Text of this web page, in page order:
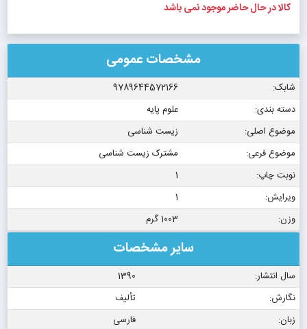
کالا در حال حاضر موجود نمی باشد
مشخصات عمومی
شابک:
9789644572166
دسته بندی:
علوم پایه
موضوع اصلی:
زیست شناسی
موضوع فرعی:
مشترک زیست شناسی
نوبت چاپ:
1
ویرایش:
1
وزن:
1003 گرم
سایر مشخصات
سال انتشار:
1390
نگارش:
تألیف
زبان:
فارسی